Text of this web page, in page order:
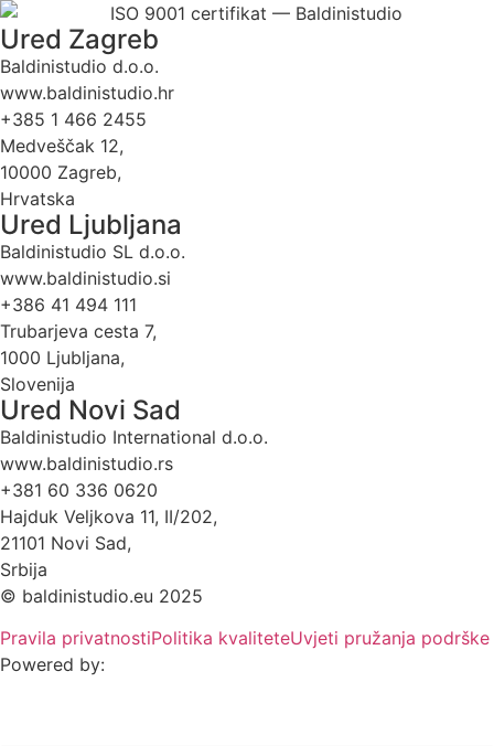
Ured Zagreb
Baldinistudio d.o.o.
www.baldinistudio.hr
+385 1 466 2455
Medveščak 12,
10000 Zagreb,
Hrvatska
Ured Ljubljana
Baldinistudio SL d.o.o.
www.baldinistudio.si
+386 41 494 111
Trubarjeva cesta 7,
1000 Ljubljana,
Slovenija
Ured Novi Sad
Baldinistudio International d.o.o.
www.baldinistudio.rs
+381 60 336 0620
Hajduk Veljkova 11, II/202,
21101 Novi Sad,
Srbija
© baldinistudio.eu 2025
Pravila privatnostiPolitika kvaliteteUvjeti pružanja podrške
Powered by: